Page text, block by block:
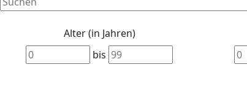
Alter (in Jahren)
bis